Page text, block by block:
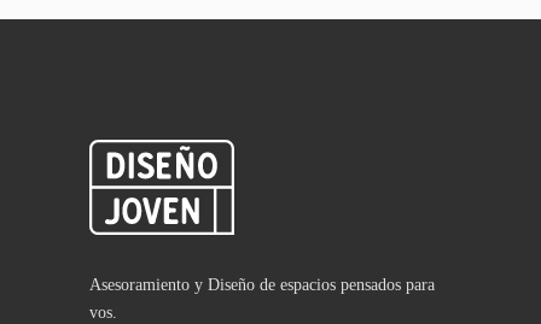
Asesoramiento y Diseño de espacios pensados para
vos.